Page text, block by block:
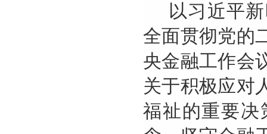
以习近平
全面贯彻党的
央金融工作会
关于积极应对
福祉的重要决